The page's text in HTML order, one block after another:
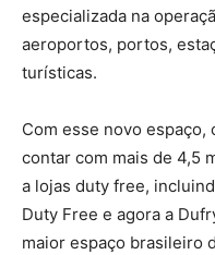
especializada na
aeroportos, portos,
turísticas.
Com esse novo espaço,
contar com mais de 4,5
a lojas duty free,
Duty Free e agora a
maior espaço brasileiro